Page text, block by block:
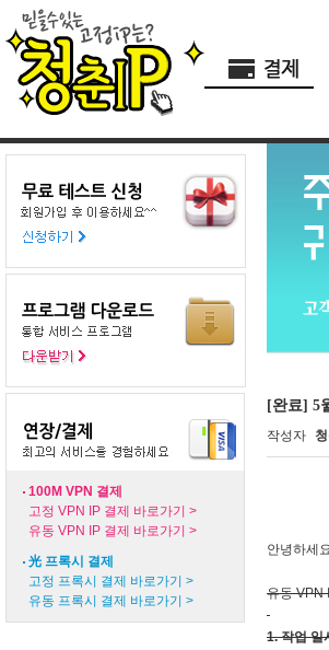
100M VPN 결제
고정 VPN IP 결제 바로가기 >
유동 VPN IP 결제 바로가기 >
光 프록시 결제
고정 프록시 결제 바로가기 >
유동 프록시 결제 바로가기 >
[완료] 5
작성자
안녕하세
유동 VPN
1. 작업 일